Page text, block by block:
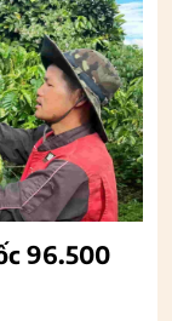
96.500